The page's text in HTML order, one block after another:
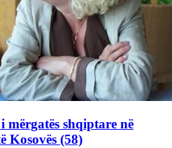
mërgatës shqiptare në
Kosovës (58)